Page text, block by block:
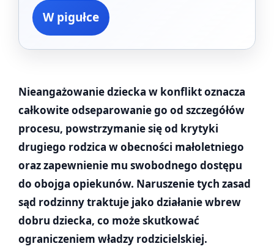
W pigułce
Nieangażowanie dziecka w konflikt oznacza
całkowite odseparowanie go od szczegółów
procesu, powstrzymanie się od krytyki
drugiego rodzica w obecności małoletniego
oraz zapewnienie mu swobodnego dostępu
do obojga opiekunów. Naruszenie tych zasad
sąd rodzinny traktuje jako działanie wbrew
dobru dziecka, co może skutkować
ograniczeniem władzy rodzicielskiej.